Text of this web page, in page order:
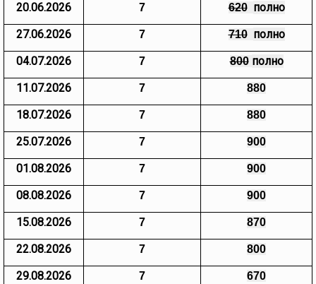
20.06.2026
7 620 полно
27.06.2026
7 710 полно
04.07.2026
7 800 полно
11.07.2026
7 880
18.07.2026 7 880
25.07.2026 7 900
01.08.2026 7 900
08.08.2026 7 900
15.08.2026 7 870
22.08.2026 7 800
29.08.2026 7 670